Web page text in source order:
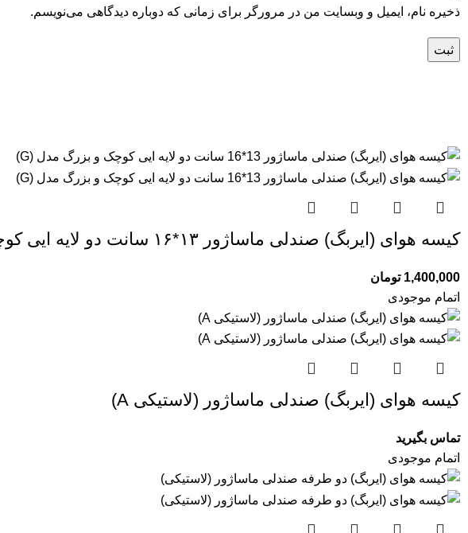
ذخیره نام، ایمیل و وبسایت من در مرورگر برای زمانی که دوباره دیدگاهی می‌نویسم.
کیسه هوای (ایربگ) صندلی ماساژور ۱۳*۱۶ سانت دو لایه ایی کوچک و بزرگ مدل (G)
1,400,000 تومان
اتمام موجودی
کیسه هوای (ایربگ) صندلی ماساژور (لاستیکی A)
تماس بگیرید
اتمام موجودی